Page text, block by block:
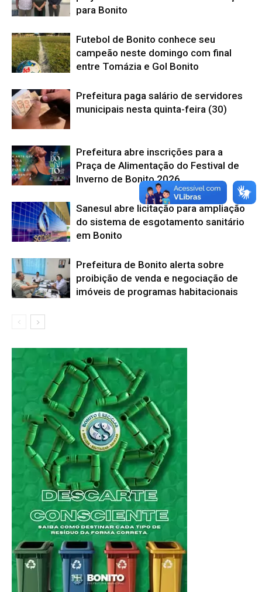
para Bonito
Futebol de Bonito conhece seu
campeão neste domingo com final
entre Tomázia e Gol Bonito
Prefeitura paga salário de servidores
municipais nesta quinta-feira (30)
Prefeitura abre inscrições para a
Praça de Alimentação do Festival de
Inverno de Bonito 2026
Sanesul abre licitação para ampliação
do sistema de esgotamento sanitário
em Bonito
Prefeitura de Bonito alerta sobre
proibição de venda e negociação de
imóveis de programas habitacionais